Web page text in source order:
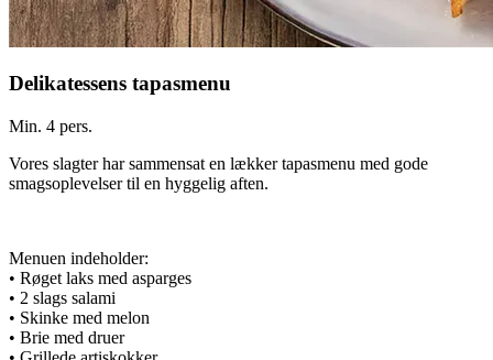
Delikatessens tapasmenu
Min. 4 pers.
Vores slagter har sammensat en lækker tapasmenu med gode
smagsoplevelser til en hyggelig aften.
Menuen indeholder:
• Røget laks med asparges
• 2 slags salami
• Skinke med melon
• Brie med druer